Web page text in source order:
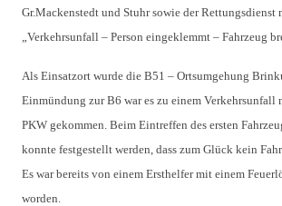
Gr.Mackenstedt und Stuhr sowie der Rettungsdienst
„Verkehrsunfall – Person eingeklemmt – Fahrzeug
Als Einsatzort wurde die B51 – Ortsumgehung
Einmündung zur B6 war es zu einem
PKW gekommen. Beim Eintreffen des ersten
konnte festgestellt werden, dass zum Glück kein
Es war bereits von einem Ersthelfer mit einem
worden.